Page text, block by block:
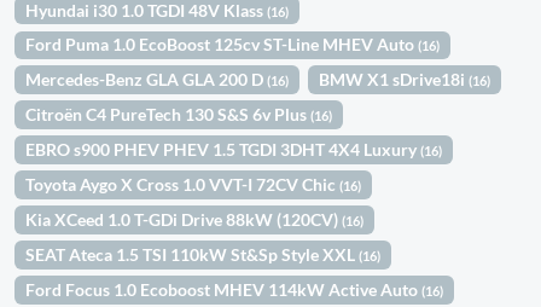
Hyundai i30 1.0 TGDI 48V Klass(16)
Ford Puma 1.0 EcoBoost 125cv ST-Line MHEV Auto(16)
Mercedes-Benz GLA GLA 200 D(16) BMW X1 sDrive18i(16)
Citroën C4 PureTech 130 S&S 6v Plus(16)
EBRO s900 PHEV PHEV 1.5 TGDI 3DHT 4X4 Luxury(16)
Toyota Aygo X Cross 1.0 VVT-I 72CV Chic(16)
Kia XCeed 1.0 T-GDi Drive 88kW (120CV)(16)
SEAT Ateca 1.5 TSI 110kW St&Sp Style XXL(16)
Ford Focus 1.0 Ecoboost MHEV 114kW Active Auto(16)